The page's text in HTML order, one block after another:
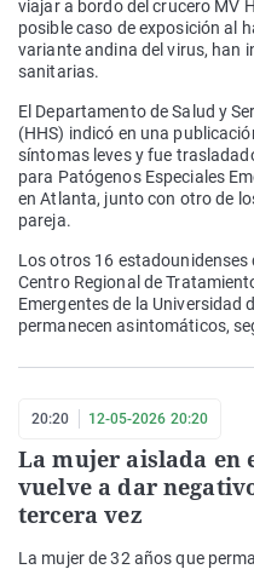
viajar a bordo del crucero MV
posible caso de exposición al
variante andina del virus, han
sanitarias.
El Departamento de Salud y
(HHS) indicó en una
síntomas leves y fue
para Patógenos Especiales
en Atlanta, junto con otro de
pareja.
Los otros 16 estadounidenses
Centro Regional de
Emergentes de la Universidad
permanecen asintomáticos,
20:20 12-05-2026 20:20
La mujer aislada en
vuelve a dar
tercera vez
La mujer de 32 años que